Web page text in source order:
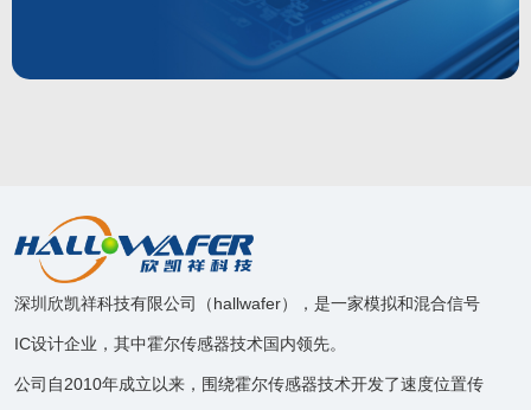
深圳欣凯祥科技有限公司（hallwafer），是一家模拟和混合信号
IC设计企业，其中霍尔传感器技术国内领先。
公司自2010年成立以来，围绕霍尔传感器技术开发了速度位置传